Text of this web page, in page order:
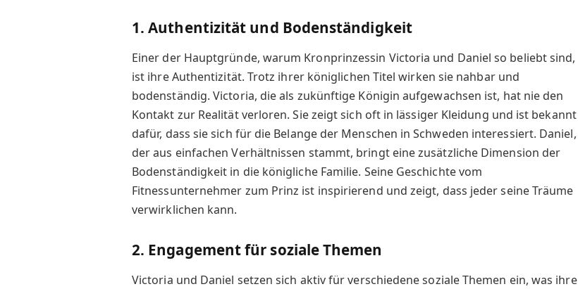
1. Authentizität und Bodenständigkeit
Einer der Hauptgründe, warum Kronprinzessin Victoria und Daniel so beliebt sind,
ist ihre Authentizität. Trotz ihrer königlichen Titel wirken sie nahbar und
bodenständig. Victoria, die als zukünftige Königin aufgewachsen ist, hat nie den
Kontakt zur Realität verloren. Sie zeigt sich oft in lässiger Kleidung und ist bekannt
dafür, dass sie sich für die Belange der Menschen in Schweden interessiert. Daniel,
der aus einfachen Verhältnissen stammt, bringt eine zusätzliche Dimension der
Bodenständigkeit in die königliche Familie. Seine Geschichte vom
Fitnessunternehmer zum Prinz ist inspirierend und zeigt, dass jeder seine Träume
verwirklichen kann.
2. Engagement für soziale Themen
Victoria und Daniel setzen sich aktiv für verschiedene soziale Themen ein, was ihre